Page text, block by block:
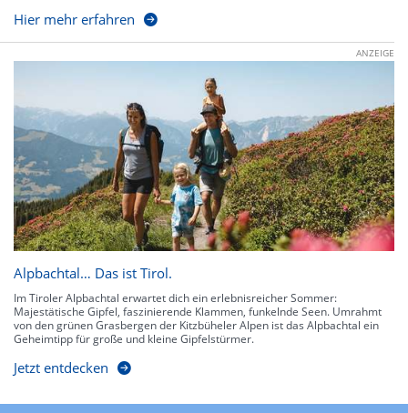
Hier mehr erfahren
ANZEIGE
Alpbachtal… Das ist Tirol.
Im Tiroler Alpbachtal erwartet dich ein erlebnisreicher Sommer:
Majestätische Gipfel, faszinierende Klammen, funkelnde Seen. Umrahmt
von den grünen Grasbergen der Kitzbüheler Alpen ist das Alpbachtal ein
Geheimtipp für große und kleine Gipfelstürmer.
Jetzt entdecken